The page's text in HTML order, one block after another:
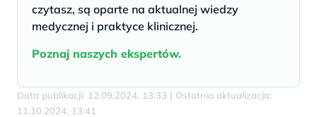
czytasz, są oparte na aktualnej wiedzy
medycznej i praktyce klinicznej.
Poznaj naszych ekspertów.
Data publikacji: 12.09.2024, 13:33 | Ostatnia aktualizacja:
11.10.2024, 13:41